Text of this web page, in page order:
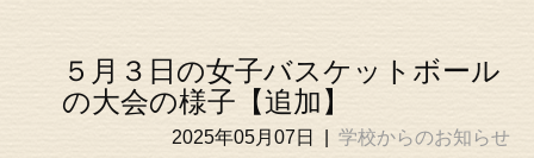
５月３日の女子バスケットボール
の大会の様子【追加】
2025年05月07日
学校からのお知らせ